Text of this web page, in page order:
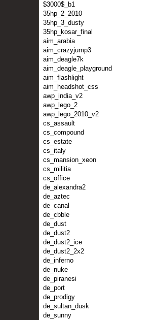
$3000$_b1
35hp_2_2010
35hp_3_dusty
35hp_kosar_final
aim_arabia
aim_crazyjump3
aim_deagle7k
aim_deagle_playground
aim_flashlight
aim_headshot_css
awp_india_v2
awp_lego_2
awp_lego_2010_v2
cs_assault
cs_compound
cs_estate
cs_italy
cs_mansion_xeon
cs_militia
cs_office
de_alexandra2
de_aztec
de_canal
de_cbble
de_dust
de_dust2
de_dust2_ice
de_dust2_2x2
de_inferno
de_nuke
de_piranesi
de_port
de_prodigy
de_sultan_dusk
de_sunny